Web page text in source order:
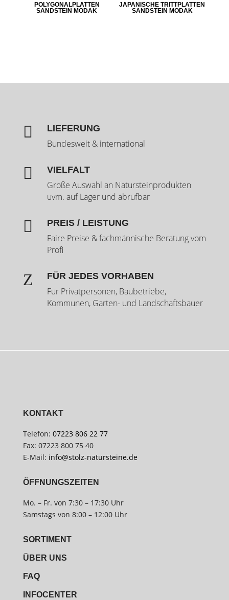
POLYGONALPLATTEN
SANDSTEIN MODAK
JAPANISCHE TRITTPLATTEN
SANDSTEIN MODAK
 LIEFERUNG
Bundesweit & international
 VIELFALT
Große Auswahl an Natursteinprodukten
uvm. auf Lager und abrufbar
 PREIS / LEISTUNG
Faire Preise & fachmännische Beratung vom
Profi
Z FÜR JEDES VORHABEN
Für Privatpersonen, Baubetriebe,
Kommunen, Garten- und Landschaftsbauer
KONTAKT
Telefon: 07223 806 22 77
Fax: 07223 800 75 40
E-Mail: info@stolz-natursteine.de
ÖFFNUNGSZEITEN
Mo. – Fr. von 7:30 – 17:30 Uhr
Samstags von 8:00 – 12:00 Uhr
SORTIMENT
ÜBER UNS
FAQ
INFOCENTER